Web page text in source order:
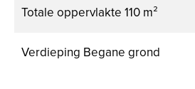
Totale oppervlakte 110 m²
Verdieping Begane grond